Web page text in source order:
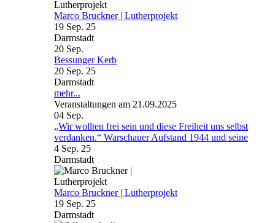
Marco Bruckner | Lutherprojekt
19 Sep. 25
Darmstadt
20 Sep.
Bessunger Kerb
20 Sep. 25
Darmstadt
mehr...
Veranstaltungen am 21.09.2025
04 Sep.
„Wir wollten frei sein und diese Freiheit uns selbst
verdanken.“ Warschauer Aufstand 1944 und seine
4 Sep. 25
Darmstadt
Marco Bruckner | Lutherprojekt
19 Sep. 25
Darmstadt